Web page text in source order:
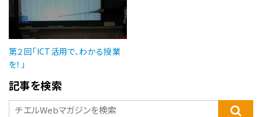
第２回「ICT活用で、わかる授業
を！」
記事を検索